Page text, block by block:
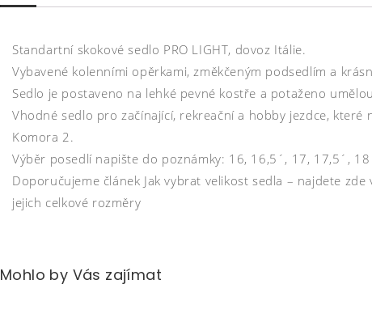
Standartní skokové sedlo PRO LIGHT, dovoz Itálie.
Vybavené kolenními opěrkami, změkčeným podsedlím a
Sedlo je postaveno na lehké pevné kostře a potaženo
Vhodné sedlo pro začínající, rekreační a hobby jezdce,
Komora 2.
Výběr posedlí napište do poznámky: 16, 16,5´, 17, 17,5´,
Doporučujeme článek Jak vybrat velikost sedla – najdete
jejich celkové rozměry
Mohlo by Vás zajímat